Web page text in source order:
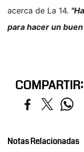
acerca de La 14.
para hacer un
COMPARTIR:
Notas Relacionadas